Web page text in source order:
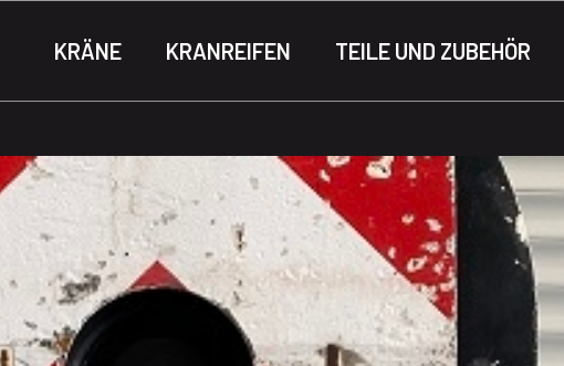
KRÄNE KRANREIFEN TEILE UND ZUBEHÖR